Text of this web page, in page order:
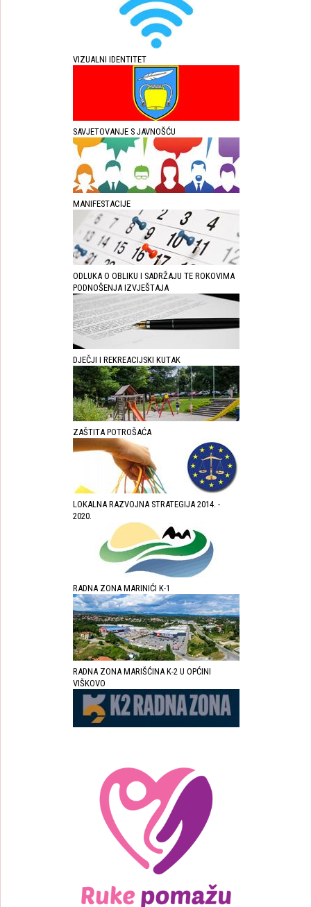
VIZUALNI IDENTITET
SAVJETOVANJE S JAVNOŠĆU
MANIFESTACIJE
ODLUKA O OBLIKU I SADRŽAJU TE ROKOVIMA
PODNOŠENJA IZVJEŠTAJA
DJEČJI I REKREACIJSKI KUTAK
ZAŠTITA POTROŠAĆA
LOKALNA RAZVOJNA STRATEGIJA 2014. -
2020.
RADNA ZONA MARINIĆI K-1
RADNA ZONA MARIŠĆINA K-2 U OPĆINI
VIŠKOVO